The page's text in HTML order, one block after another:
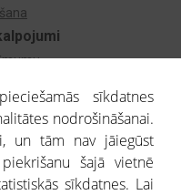
uzņēmumiem
sīkdatnes
nodrošināšanai.
un tām nav jāiegūst
šajā vietnē
sīkdatnes. Lai